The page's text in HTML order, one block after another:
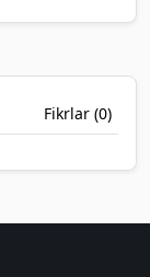
Fikrlar (0)